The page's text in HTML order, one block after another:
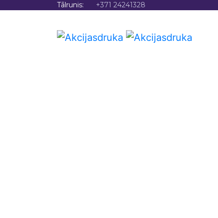
Tālrunis: +371 24241328